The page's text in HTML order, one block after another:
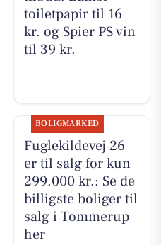
toiletpapir til 16
kr. og Spier PS vin
til 39 kr.
BOLIGMARKED
Fuglekildevej 26
er til salg for kun
299.000 kr.: Se de
billigste boliger til
salg i Tommerup
her